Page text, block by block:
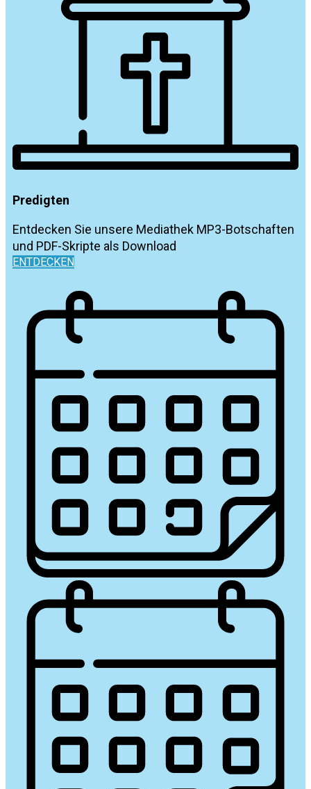
Predigten
Entdecken Sie unsere Mediathek MP3-Botschaften
und PDF-Skripte als Download
ENTDECKEN